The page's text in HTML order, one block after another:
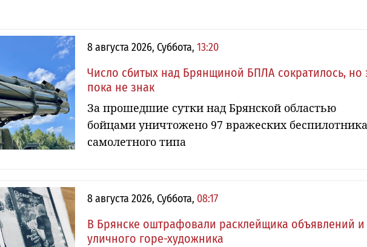
8 августа 2026, Суббота, 13:20
Число сбитых над Брянщиной БПЛА сократилось, но
пока не знак
За прошедшие сутки над Брянской областью
бойцами уничтожено 97 вражеских беспилотника
самолетного типа
8 августа 2026, Суббота, 08:17
В Брянске оштрафовали расклейщика объявлений и
уличного горе-художника